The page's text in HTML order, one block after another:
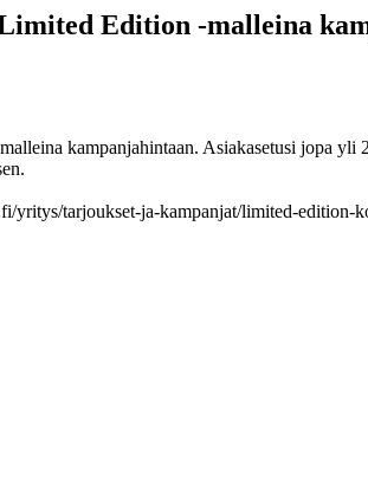
Edition -malleina
kampanjahintaan. Asiakasetusi jopa
yritys/tarjoukset-ja-kampanjat/limited-edition-